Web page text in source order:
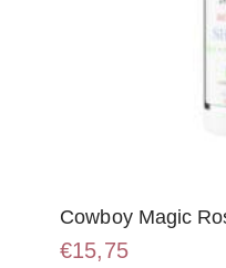
Cowboy Magic
€15,75